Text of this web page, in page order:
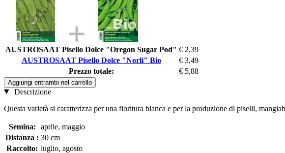
AUSTROSAAT Pisello Dolce "Oregon Sugar Pod" € 2,39
AUSTROSAAT Pisello Dolce "Norli" Bio
€ 3,49
Prezzo totale:
€ 5,88
Aggiungi entrambi nel carrello
Descrizione
Questa varietà si caratterizza per una fioritura bianca e per la produzione di piselli,
Semina:
aprile, maggio
Distanza : 30 cm
Raccolto: luglio, agosto